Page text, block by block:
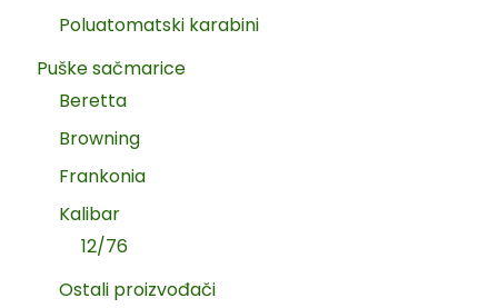
Poluatomatski karabini
Puške sačmarice
Beretta
Browning
Frankonia
Kalibar
12/76
Ostali proizvođači